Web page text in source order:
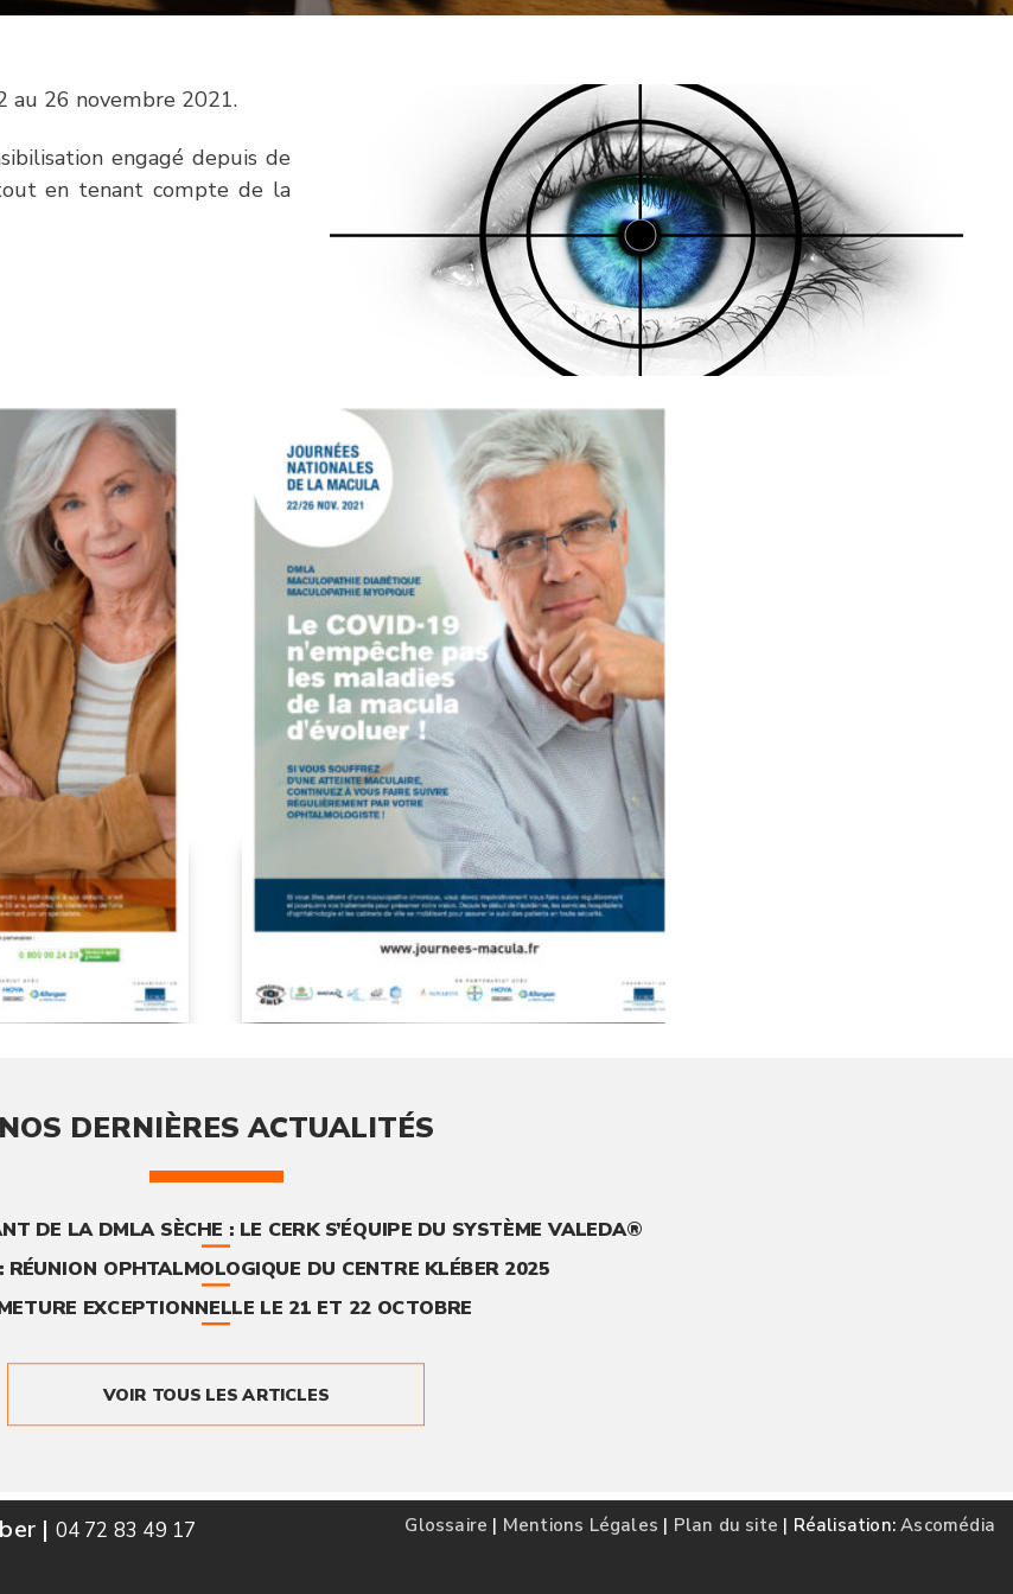
au 26 novembre 2021.
engagé depuis de
en tenant compte de la
NOS DERNIÈRES ACTUALITÉS
DE LA DMLA SÈCHE : LE CERK S’ÉQUIPE DU SYSTÈME VALEDA®
RÉUNION OPHTALMOLOGIQUE DU CENTRE KLÉBER 2025
EXCEPTIONNELLE LE 21 ET 22 OCTOBRE
VOIR TOUS LES ARTICLES
| 04 72 83 49 17
Glossaire | Mentions Légales | Plan du site | Réalisation:Ascomédia